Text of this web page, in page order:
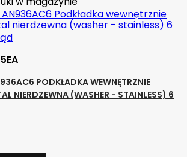
PODKŁADKA WEWNĘTRZNIE
NIERDZEWNA (WASHER - STAINLESS) 6